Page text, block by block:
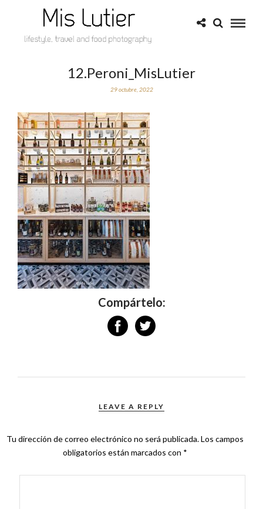
12.Peroni_MisLutier
29 octubre, 2022
Compártelo:
LEAVE A REPLY
Tu dirección de correo electrónico no será publicada.Los campos
obligatorios están marcados con *